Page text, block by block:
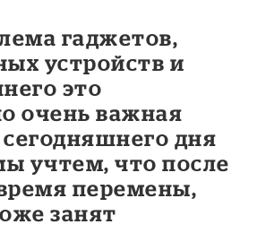
гаджетов,
устройств и
это
очень важная
дня
учтем, что после
перемены,
занят